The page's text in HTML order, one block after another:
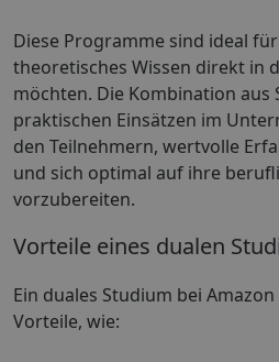
Diese Programme sind ideal
theoretisches Wissen direkt in
möchten. Die Kombination aus
praktischen Einsätzen im
den Teilnehmern, wertvolle
und sich optimal auf ihre
vorzubereiten.
Vorteile eines dualen
Ein duales Studium bei
Vorteile, wie: